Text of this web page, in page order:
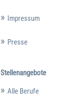
Impressum
Presse
Stellenangebote
Alle Berufe